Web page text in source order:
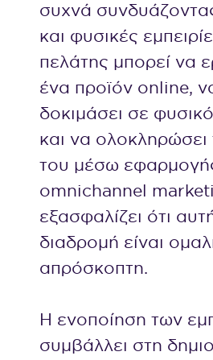
συχνά
και φυσικές
πελάτης μπορεί να
ένα προϊόν online,
δοκιμάσει σε
και να
του μέσω
omnichannel
εξασφαλίζει ότι
διαδρομή είναι
απρόσκοπτη.
Η ενοποίηση των
συμβάλλει στη